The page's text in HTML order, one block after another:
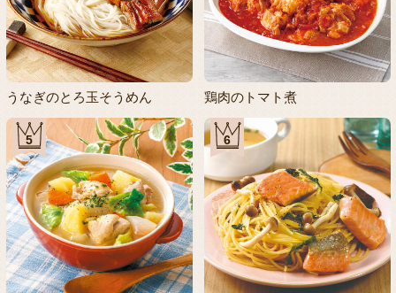
うなぎのとろ玉そうめん 鶏肉のトマト煮
5 6